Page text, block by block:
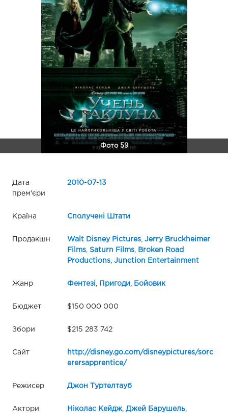
Фото 59
Дата
прем'єри
2010-07- 13
Країна Сполучені Штати
Продакшн Walt Disney Pictures, Jerry Bruckheimer
Films, Saturn Films,
Broken Road
Productions, Junction Entertainment
Жанр Фентезі Пригоди Бойовик
Бюджет $150 000 000
Збори $215 283 742
Сайт
http://disney.go.com/disneypictures/sorc
erersapprentice/
Режисер Джон Туртелтауб
Актори Ніколас Кейдж, Джей Барушель,